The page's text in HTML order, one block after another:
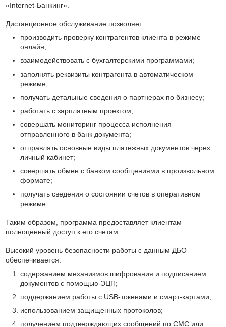
«Internet-Банкинг».
Дистанционное обслуживание позволяет:
производить проверку контрагентов клиента в режиме
онлайн;
взаимодействовать с бухгалтерскими программами;
заполнять реквизиты контрагента в автоматическом
режиме;
получать детальные сведения о партнерах по бизнесу;
работать с зарплатным проектом;
совершать мониторинг процесса исполнения
отправленного в банк документа;
отправлять основные виды платежных документов через
личный кабинет;
совершать обмен с банком сообщениями в произвольном
формате;
получать сведения о состоянии счетов в оперативном
режиме.
Таким образом, программа предоставляет клиентам
полноценный доступ к его счетам.
Высокий уровень безопасности работы с данным ДБО
обеспечивается:
содержанием механизмов шифрования и подписанием
документов с помощью ЭЦП;
поддержанием работы с USB-токенами и смарт-картами;
использованием защищенных протоколов;
получением подтверждающих сообщений по СМС или